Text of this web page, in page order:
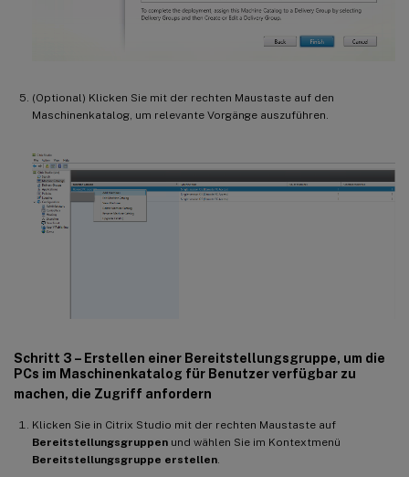
(Optional) Klicken Sie mit der rechten Maustaste auf den
Maschinenkatalog, um relevante Vorgänge auszuführen.
Schritt 3 – Erstellen einer Bereitstellungsgruppe, um die
PCs im Maschinenkatalog für Benutzer verfügbar zu
machen, die Zugriff anfordern
Klicken Sie in Citrix Studio mit der rechten Maustaste auf
Bereitstellungsgruppen und wählen Sie im Kontextmenü
Bereitstellungsgruppe erstellen.